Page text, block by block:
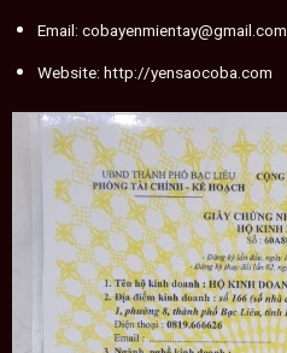
Email: cobayenmientay@gmail.com
Website: http://yensaocoba.com